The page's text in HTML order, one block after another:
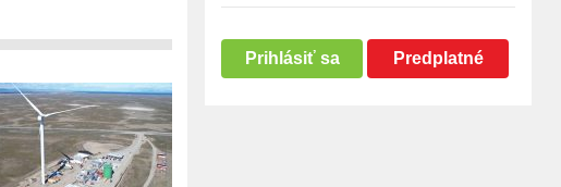
Prihlásiť sa Predplatné